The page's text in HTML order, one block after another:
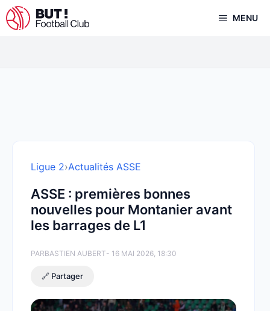
Aller
au
MENU
Ligue 2›Actualités ASSE
ASSE : premières bonnes
nouvelles pour Montanier avant
les barrages de L1
PARBASTIEN AUBERT- 16 MAI 2026, 18:30
🔗 Partager